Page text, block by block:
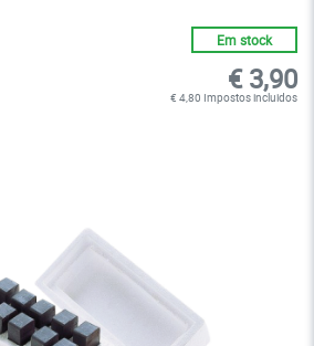
Em stock
€ 3,90
€ 4,80 Impostos incluidos